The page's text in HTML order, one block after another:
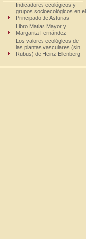
Indicadores ecológicos y
grupos socioecológicos en el
Principado de Asturias
Libro Matias Mayor y
Margarita Fernández
Los valores ecológicos de
las plantas vasculares (sin
Rubus) de Heinz Ellenberg